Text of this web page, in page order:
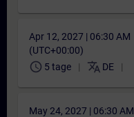
Apr 12, 2027 | 06:30 AM
(UTC+00:00)
schedule 5 tage translate DE
May 24, 2027 | 06:30 AM